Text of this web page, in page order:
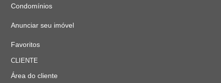
Condomínios
Anunciar seu imóvel
Favoritos
CLIENTE
Área do cliente